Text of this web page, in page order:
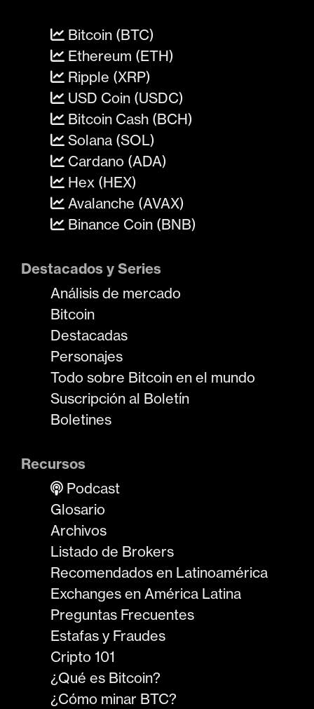
Bitcoin (BTC)
Ethereum (ETH)
Ripple (XRP)
USD Coin (USDC)
Bitcoin Cash (BCH)
Solana (SOL)
Cardano (ADA)
Hex (HEX)
Avalanche (AVAX)
Binance Coin (BNB)
Destacados y Series
Análisis de mercado
Bitcoin
Destacadas
Personajes
Todo sobre Bitcoin en el mundo
Suscripción al Boletín
Boletines
Recursos
Podcast
Glosario
Archivos
Listado de Brokers
Recomendados en Latinoamérica
Exchanges en América Latina
Preguntas Frecuentes
Estafas y Fraudes
Cripto 101
¿Qué es Bitcoin?
¿Cómo minar BTC?